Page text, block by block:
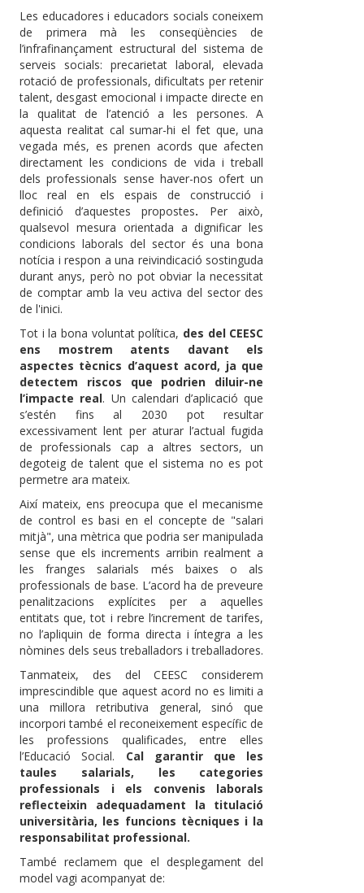
Les educadores i educadors socials coneixem
de primera mà les conseqüències de
l’infrafinançament estructural del sistema de
serveis socials: precarietat laboral, elevada
rotació de professionals, dificultats per retenir
talent, desgast emocional i impacte directe en
la qualitat de l’atenció a les persones. A
aquesta realitat cal sumar-hi el fet que, una
vegada més, es prenen acords que afecten
directament les condicions de vida i treball
dels professionals sense haver-nos ofert un
lloc real en els espais de construcció i
definició d’aquestes propostes. Per això,
qualsevol mesura orientada a dignificar les
condicions laborals del sector és una bona
notícia i respon a una reivindicació sostinguda
durant anys, però no pot obviar la necessitat
de comptar amb la veu activa del sector des
de l'inici.
Tot i la bona voluntat política, des del CEESC
ens mostrem atents davant els
aspectes tècnics d’aquest acord, ja que
detectem riscos que podrien diluir-ne
l’impacte real. Un calendari d’aplicació que
s’estén fins al 2030 pot resultar
excessivament lent per aturar l’actual fugida
de professionals cap a altres sectors, un
degoteig de talent que el sistema no es pot
permetre ara mateix.
Així mateix, ens preocupa que el mecanisme
de control es basi en el concepte de "salari
mitjà", una mètrica que podria ser manipulada
sense que els increments arribin realment a
les franges salarials més baixes o als
professionals de base. L’acord ha de preveure
penalitzacions explícites per a aquelles
entitats que, tot i rebre l’increment de tarifes,
no l’apliquin de forma directa i íntegra a les
nòmines dels seus treballadors i treballadores.
Tanmateix, des del CEESC considerem
imprescindible que aquest acord no es limiti a
una millora retributiva general, sinó que
incorpori també el reconeixement específic de
les professions qualificades, entre elles
l’Educació Social. Cal garantir que les
taules salarials, les categories
professionals i els convenis laborals
reflecteixin adequadament la titulació
universitària, les funcions tècniques i la
responsabilitat professional.
També reclamem que el desplegament del
model vagi acompanyat de: